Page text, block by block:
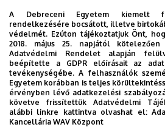
Legutóbbi frissítés: 2026. 01. 24. 01:11
A Debreceni Egyetem kiemelt
rendelkezésére bocsátott, illetve
védelmét. Ezúton tájékoztatjuk Önt,
2018. május 25. napjától kötelezően
Adatvédelmi Rendelet alapján
beépítette a GDPR előírásait az
tevékenységébe. A felhasználók
Egyetem korábban is teljes
érvényben lévő adatkezelési
követve frissítettük Adatvédelmi
alábbi linkre kattintva olvashat el:
Kancellária WAV Központ